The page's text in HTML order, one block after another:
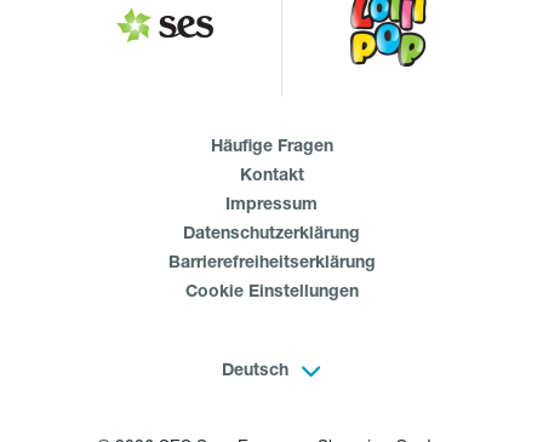
Häufige Fragen
Kontakt
Impressum
Datenschutzerklärung
Barrierefreiheitserklärung
Cookie Einstellungen
Deutsch